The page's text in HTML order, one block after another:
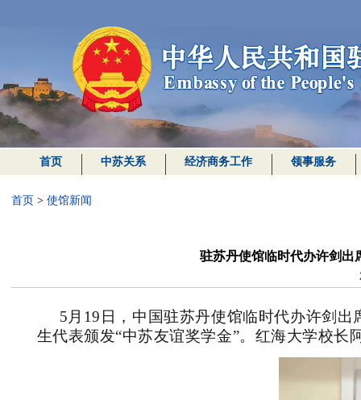
首页 中苏关系 经济商务工作 领事服务
首页 > 使馆新闻
驻苏丹使馆临时代办许剑出
5月19日，中国驻苏丹使馆临时代办许剑
生代表颁发“中苏友谊奖学金”。红海大学校